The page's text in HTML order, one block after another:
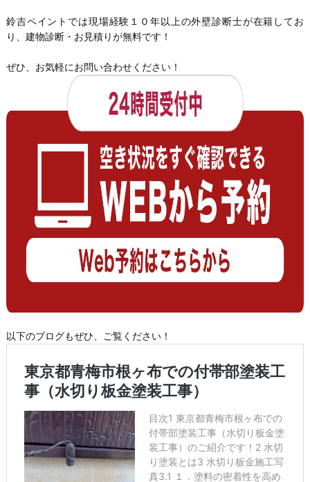
鈴吉ペイントでは現場経験１０年以上の外壁診断士が在籍してお
り、建物診断・お見積りが無料です！
ぜひ、お気軽にお問い合わせください！
以下のブログもぜひ、ご覧ください！